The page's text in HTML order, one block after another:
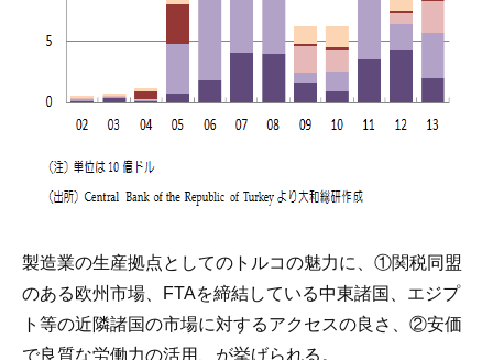
製造業の生産拠点としてのトルコの魅力に、①関税同盟
のある欧州市場、FTAを締結している中東諸国、エジプ
ト等の近隣諸国の市場に対するアクセスの良さ、②安価
で良質な労働力の活用、が挙げられる。